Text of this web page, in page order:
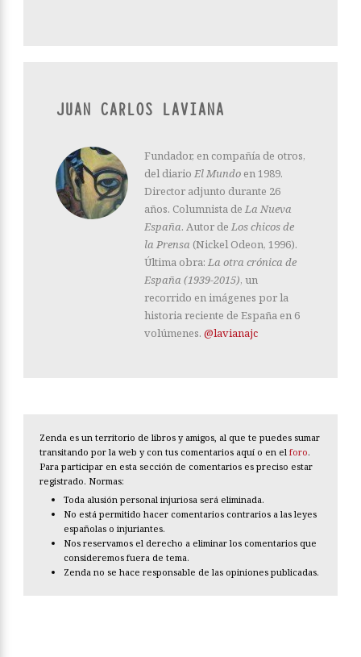
JUAN CARLOS LAVIANA
Fundador, en compañía de otros,
del diario El Mundo en 1989.
Director adjunto durante 26
años. Columnista de La Nueva
España. Autor de Los chicos de
la Prensa (Nickel Odeon, 1996).
Última obra: La otra crónica de
España (1939-2015), un
recorrido en imágenes por la
historia reciente de España en 6
volúmenes. @lavianajc
Zenda es un territorio de libros y amigos, al que te puedes sumar
transitando por la web y con tus comentarios aquí o en el foro.
Para participar en esta sección de comentarios es preciso estar
registrado. Normas:
Toda alusión personal injuriosa será eliminada.
No está permitido hacer comentarios contrarios a las leyes
españolas o injuriantes.
Nos reservamos el derecho a eliminar los comentarios que
consideremos fuera de tema.
Zenda no se hace responsable de las opiniones publicadas.